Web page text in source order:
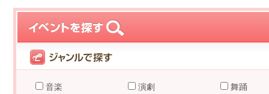
音楽 演劇
舞踊